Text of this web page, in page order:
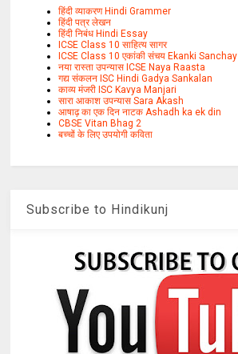
हिंदी व्याकरण Hindi Grammer
हिंदी पत्र लेखन
हिंदी निबंध Hindi Essay
ICSE Class 10 साहित्य सागर
ICSE Class 10 एकांकी संचय Ekanki Sanchay
नया रास्ता उपन्यास ICSE Naya Raasta
गद्य संकलन ISC Hindi Gadya Sankalan
काव्य मंजरी ISC Kavya Manjari
सारा आकाश उपन्यास Sara Akash
आषाढ़ का एक दिन नाटक Ashadh ka ek din
CBSE Vitan Bhag 2
बच्चों के लिए उपयोगी कविता
Subscribe to Hindikunj